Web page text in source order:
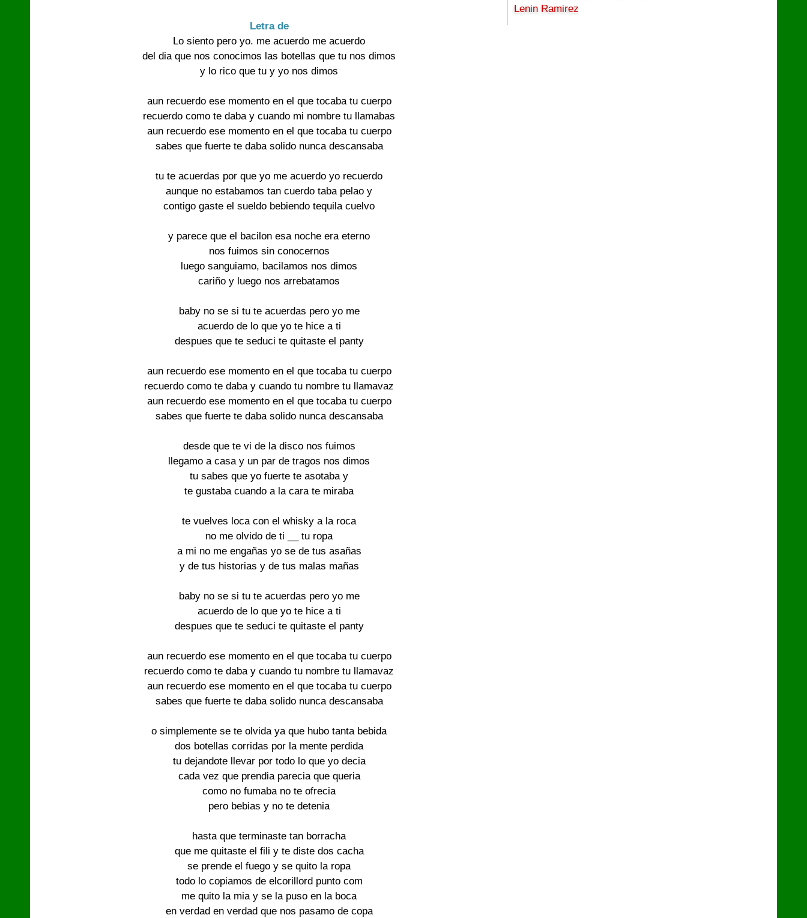
Letra de
Lo siento pero yo. me acuerdo me acuerdo
del dia que nos conocimos las botellas que tu nos dimos
y lo rico que tu y yo nos dimos
aun recuerdo ese momento en el que tocaba tu cuerpo
recuerdo como te daba y cuando mi nombre tu llamabas
aun recuerdo ese momento en el que tocaba tu cuerpo
sabes que fuerte te daba solido nunca descansaba
tu te acuerdas por que yo me acuerdo yo recuerdo
aunque no estabamos tan cuerdo taba pelao y
contigo gaste el sueldo bebiendo tequila cuelvo
y parece que el bacilon esa noche era eterno
nos fuimos sin conocernos
luego sanguiamo, bacilamos nos dimos
cariño y luego nos arrebatamos
baby no se si tu te acuerdas pero yo me
acuerdo de lo que yo te hice a ti
despues que te seduci te quitaste el panty
aun recuerdo ese momento en el que tocaba tu cuerpo
recuerdo como te daba y cuando tu nombre tu llamavaz
aun recuerdo ese momento en el que tocaba tu cuerpo
sabes que fuerte te daba solido nunca descansaba
desde que te vi de la disco nos fuimos
llegamo a casa y un par de tragos nos dimos
tu sabes que yo fuerte te asotaba y
te gustaba cuando a la cara te miraba
te vuelves loca con el whisky a la roca
no me olvido de ti __ tu ropa
a mi no me engañas yo se de tus asañas
y de tus historias y de tus malas mañas
baby no se si tu te acuerdas pero yo me
acuerdo de lo que yo te hice a ti
despues que te seduci te quitaste el panty
aun recuerdo ese momento en el que tocaba tu cuerpo
recuerdo como te daba y cuando tu nombre tu llamavaz
aun recuerdo ese momento en el que tocaba tu cuerpo
sabes que fuerte te daba solido nunca descansaba
o simplemente se te olvida ya que hubo tanta bebida
dos botellas corridas por la mente perdida
tu dejandote llevar por todo lo que yo decia
cada vez que prendia parecia que queria
como no fumaba no te ofrecia
pero bebias y no te detenia
hasta que terminaste tan borracha
que me quitaste el fili y te diste dos cacha
se prende el fuego y se quito la ropa
todo lo copiamos de elcorillord punto com
me quito la mia y se la puso en la boca
en verdad en verdad que nos pasamo de copa
Lenin Ramirez